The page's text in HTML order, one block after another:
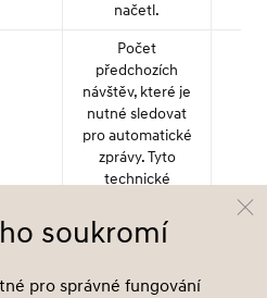
načetl.
Počet
předchozích
návštěv, které je
nutné sledovat
pro automatické
zprávy. Tyto
technické
se používají
k identifikaci
se návštěvníků.
soukromí
pro správné fungování